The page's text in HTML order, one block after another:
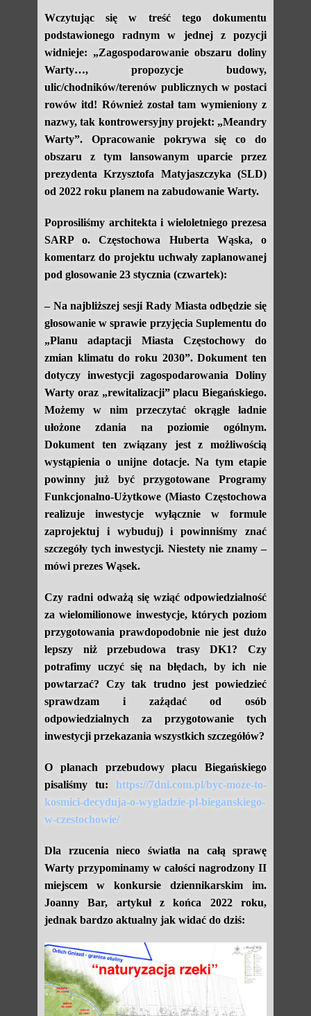
Wczytując się w treść tego dokumentu
podstawionego radnym w jednej z pozycji
widnieje: „Zagospodarowanie obszaru doliny
Warty…, propozycje budowy,
ulic/chodników/terenów publicznych w postaci
rowów itd! Również został tam wymieniony z
nazwy, tak kontrowersyjny projekt: „Meandry
Warty”. Opracowanie pokrywa się co do
obszaru z tym lansowanym uparcie przez
prezydenta Krzysztofa Matyjaszczyka (SLD)
od 2022 roku planem na zabudowanie Warty.
Poprosiliśmy architekta i wieloletniego prezesa
SARP o. Częstochowa Huberta Wąska, o
komentarz do projektu uchwały zaplanowanej
pod glosowanie 23 stycznia (czwartek):
– Na najbliższej sesji Rady Miasta odbędzie się
głosowanie w sprawie przyjęcia Suplementu do
„Planu adaptacji Miasta Częstochowy do
zmian klimatu do roku 2030”. Dokument ten
dotyczy inwestycji zagospodarowania Doliny
Warty oraz „rewitalizacji” placu Biegańskiego.
Możemy w nim przeczytać okrągłe ładnie
ułożone zdania na poziomie ogólnym.
Dokument ten związany jest z możliwością
wystąpienia o unijne dotacje. Na tym etapie
powinny już być przygotowane Programy
Funkcjonalno-Użytkowe (Miasto Częstochowa
realizuje inwestycje wyłącznie w formule
zaprojektuj i wybuduj) i powinniśmy znać
szczegóły tych inwestycji. Niestety nie znamy –
mówi prezes Wąsek.
Czy radni odważą się wziąć odpowiedzialność
za wielomilionowe inwestycje, których poziom
przygotowania prawdopodobnie nie jest dużo
lepszy niż przebudowa trasy DK1? Czy
potrafimy uczyć się na błędach, by ich nie
powtarzać? Czy tak trudno jest powiedzieć
sprawdzam i zażądać od osób
odpowiedzialnych za przygotowanie tych
inwestycji przekazania wszystkich szczegółów?
O planach przebudowy placu Biegańskiego
pisaliśmy tu: https://7dni.com.pl/byc-moze-to-
kosmici-decyduja-o-wygladzie-pl-bieganskiego-
w-czestochowie/
Dla rzucenia nieco światła na całą sprawę
Warty przypominamy w całości nagrodzony II
miejscem w konkursie dziennikarskim im.
Joanny Bar, artykuł z końca 2022 roku,
jednak bardzo aktualny jak widać do dziś: